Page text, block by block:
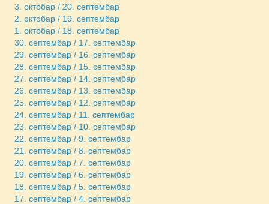
3. октобар / 20. септембар
2. октобар / 19. септембар
1. октобар / 18. септембар
30. септембар / 17. септембар
29. септембар / 16. септембар
28. септембар / 15. септембар
27. септембар / 14. септембар
26. септембар / 13. септембар
25. септембар / 12. септембар
24. септембар / 11. септембар
23. септембар / 10. септембар
22. септембар / 9. септембар
21. септембар / 8. септембар
20. септембар / 7. септембар
19. септембар / 6. септембар
18. септембар / 5. септембар
17. септембар / 4. септембар